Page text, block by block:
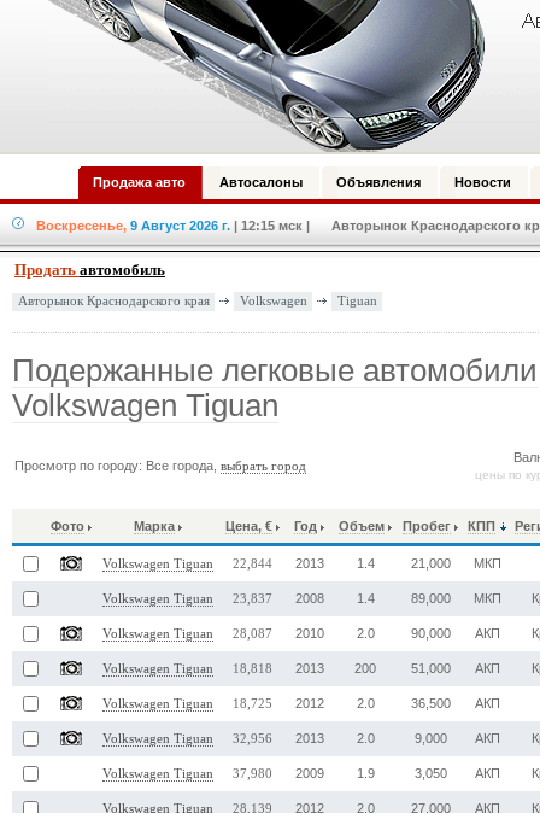
Продажа авто Автосалоны Объявления Новости
Воскресенье, 9 Август 2026 г. | 12:15 мск | Авторынок Краснодарского
Продать автомобиль
Авторынок Краснодарского края Volkswagen Tiguan
Подержанные легковые автомобили
Volkswagen Tiguan
Просмотр по городу: Все города,выбрать город
цены по
Фото Марка Цена, € Год Объем Пробег КПП
Volkswagen Tiguan 22,844 2013 1.4 21,000 МКП
Volkswagen Tiguan 23,837 2008 1.4 89,000 МКП
Volkswagen Tiguan 28,087 2010 2.0 90,000 АКП
Volkswagen Tiguan 18,818 2013 200 51,000 АКП
Volkswagen Tiguan 18,725 2012 2.0 36,500 АКП
Volkswagen Tiguan 32,956 2013 2.0 9,000 АКП
Volkswagen Tiguan 37,980 2009 1.9 3,050 АКП
Volkswagen Tiguan 28,139 2012 2.0 27,000 АКП